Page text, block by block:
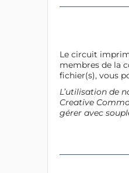
Le circuit
membres de la
fichier(s), vous
L’utilisation de
Creative
gérer avec